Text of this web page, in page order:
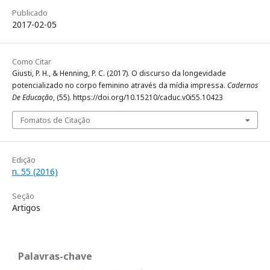
Publicado
2017-02-05
Como Citar
Giusti, P. H., & Henning, P. C. (2017). O discurso da longevidade
potencializado no corpo feminino através da mídia impressa. Cadernos
De Educação, (55). https://doi.org/10.15210/caduc.v0i55.10423
Fomatos de Citação
Edição
n. 55 (2016)
Seção
Artigos
Palavras-chave